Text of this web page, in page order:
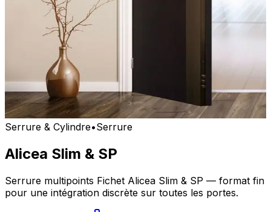
Serrure & Cylindre•Serrure
Alicea Slim & SP
Serrure multipoints Fichet Alicea Slim & SP — format fin
pour une intégration discrète sur toutes les portes.